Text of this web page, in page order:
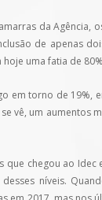
da
de
uma fatia de
em torno de 19%,
vê, um
chegou ao
níveis.